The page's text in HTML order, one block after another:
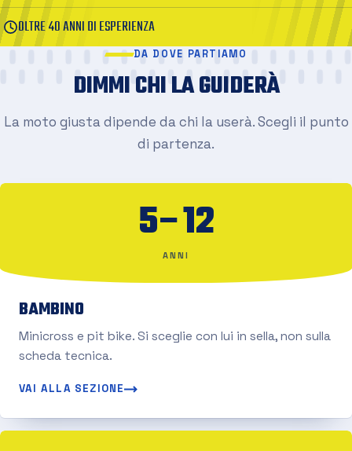
OLTRE 40 ANNI DI ESPERIENZA
DA DOVE PARTIAMO
DIMMI CHI LA GUIDERÀ
La moto giusta dipende da chi la userà. Scegli il punto
di partenza.
5–12
ANNI
BAMBINO
Minicross e pit bike. Si sceglie con lui in sella, non sulla
scheda tecnica.
VAI ALLA SEZIONE